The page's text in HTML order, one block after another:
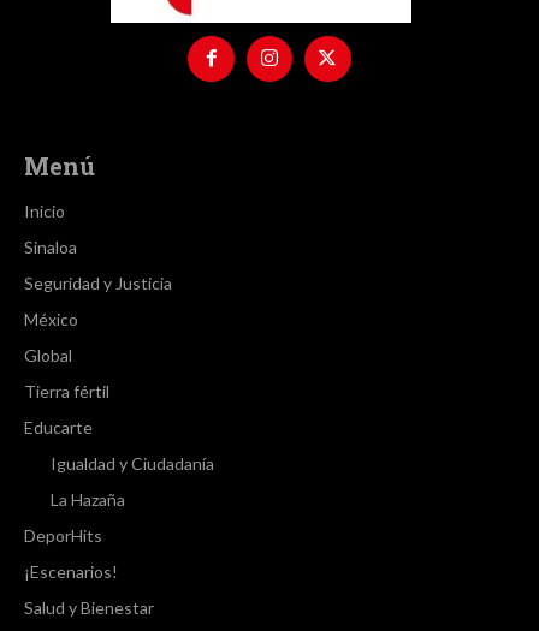
Menú
Inicio
Sinaloa
Seguridad y Justicia
México
Global
Tierra fértil
Educarte
Igualdad y Ciudadanía
La Hazaña
DeporHits
¡Escenarios!
Salud y Bienestar